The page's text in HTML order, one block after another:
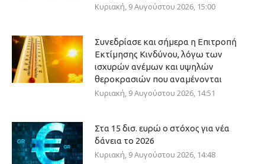
Κυριακή, 9 Αυγούστου 2026, 15:00
Συνεδρίασε και σήμερα η Επιτροπή
Εκτίμησης Κινδύνου, λόγω των
ισχυρών ανέμων και υψηλών
θεροκρασιών που αναμένονται
Κυριακή, 9 Αυγούστου 2026, 14:51
Στα 15 δισ. ευρώ ο στόχος για νέα
δάνεια το 2026
Κυριακή, 9 Αυγούστου 2026, 14:48